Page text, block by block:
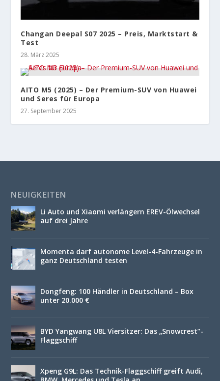
Changan Deepal S07 2025 – Preis, Marktstart &
Test
28. März 2025
AITO M5 (2025) – Der Premium-SUV von Huawei
und Seres für Europa
27. September 2025
NEUIGKEITEN
Li Auto und Xiaomi verlängern EREV-Ölwechsel
auf drei Jahre
Momenta darf autonome Level-4-Fahrzeuge in
ganz Deutschland testen
Dongfeng: 100 Händler in Deutschland – Box
unter 20.000 €
BYD Yangwang U8L Viersitzer: Das „Snowcrest“-
Flaggschiff
Xpeng G9L: Das Technik-Flaggschiff greift Audi,